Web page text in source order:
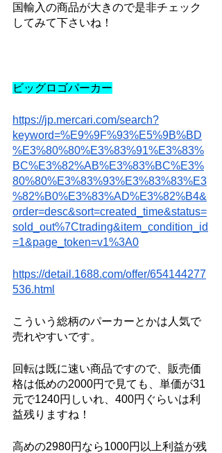
国輸入の商品が大きので是非チェック
してみて下さいね！
ビッグロゴパーカー
https://jp.mercari.com/search?
keyword=%E9%9F%93%E5%9B%BD
%E3%80%80%E3%83%91%E3%83%
BC%E3%82%AB%E3%83%BC%E3%
80%80%E3%83%93%E3%83%83%E3
%82%B0%E3%83%AD%E3%82%B4&
order=desc&sort=created_time&status=
sold_out%7Ctrading&item_condition_id
=1&page_token=v1%3A0
https://detail.1688.com/offer/654144277
536.html
こういう総柄のパーカーとかは人気で
売れやすいです。
回転は既に速い商品ですので、販売価
格は低めの2000円で見ても、単価が31
元で1240円しいれ、400円ぐらいは利
益残りますね！
高めの2980円なら1000円以上利益が残